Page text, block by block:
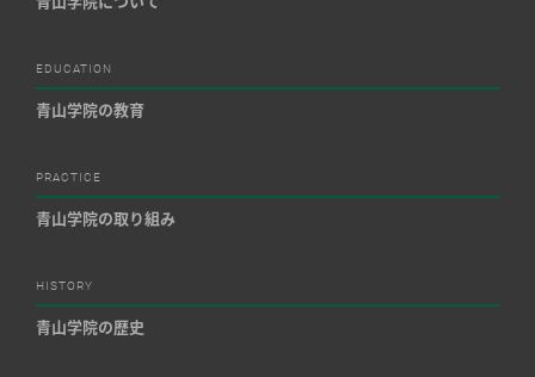
EDUCATION
青山学院の教育
PRACTICE
青山学院の取り組み
HISTORY
青山学院の歴史